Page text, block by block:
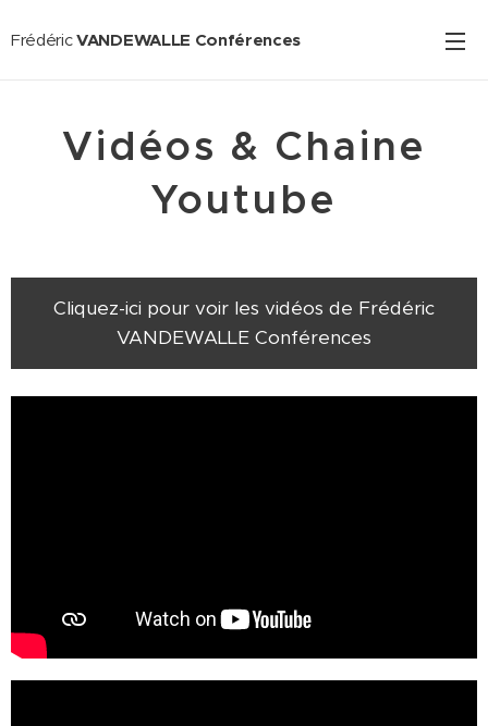
FrédéricVANDEWALLE Conférences
Vidéos & Chaine
Youtube
Cliquez-ici pour voir les vidéos de Frédéric
VANDEWALLE Conférences